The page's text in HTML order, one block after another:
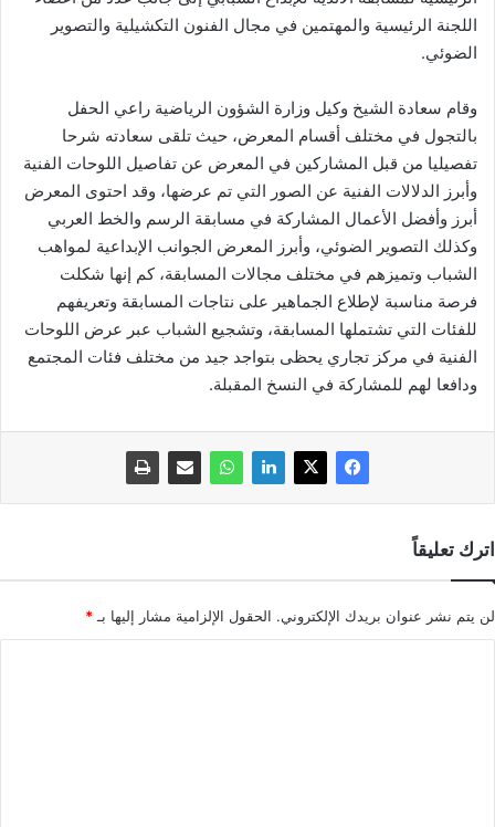
اللجنة الرئيسية والمهتمين في مجال الفنون التكشيلية والتصوير
الضوئي.
وقام سعادة الشيخ وكيل وزارة الشؤون الرياضية راعي الحفل
بالتجول في مختلف أقسام المعرض، حيث تلقى سعادته شرحا
تفصيليا من قبل المشاركين في المعرض عن تفاصيل اللوحات الفنية
وأبرز الدلالات الفنية عن الصور التي تم عرضها، وقد احتوى المعرض
أبرز وأفضل الأعمال المشاركة في مسابقة الرسم والخط العربي
وكذلك التصوير الضوئي، وأبرز المعرض الجوانب الإبداعية لمواهب
الشباب وتميزهم في مختلف مجالات المسابقة، كم إنها شكلت
فرصة مناسبة لإطلاع الجماهير على نتاجات المسابقة وتعريفهم
للفئات التي تشتملها المسابقة، وتشجيع الشباب عبر عرض اللوحات
الفنية في مركز تجاري يحظى بتواجد جيد من مختلف فئات المجتمع
ودافعا لهم للمشاركة في النسخ المقبلة.
اترك تعليقاً
لن يتم نشر عنوان بريدك الإلكتروني. الحقول الإلزامية مشار إليها بـ *